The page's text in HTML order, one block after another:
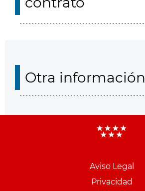
Otra información
Aviso Legal
Privacidad